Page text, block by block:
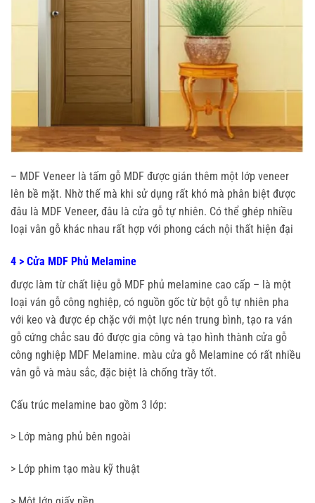
– MDF Veneer là tấm gỗ MDF được gián thêm một lớp veneer
lên bề mặt. Nhờ thế mà khi sử dụng rất khó mà phân biệt được
đâu là MDF Veneer, đâu là cửa gỗ tự nhiên. Có thể ghép nhiều
loại vân gỗ khác nhau rất hợp với phong cách nội thất hiện đại
4 > Cửa MDF Phủ Melamine
được làm từ chất liệu gỗ MDF phủ melamine cao cấp – là một
loại ván gỗ công nghiệp, có nguồn gốc từ bột gỗ tự nhiên pha
với keo và được ép chặc với một lực nén trung bình, tạo ra ván
gỗ cứng chắc sau đó được gia công và tạo hình thành cửa gỗ
công nghiệp MDF Melamine. màu cửa gỗ Melamine có rất nhiều
vân gỗ và màu sắc, đặc biệt là chống trầy tốt.
Cấu trúc melamine bao gồm 3 lớp:
> Lớp màng phủ bên ngoài
> Lớp phim tạo màu kỹ thuật